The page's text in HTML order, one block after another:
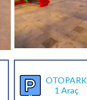
OTOPARK
1 Araç